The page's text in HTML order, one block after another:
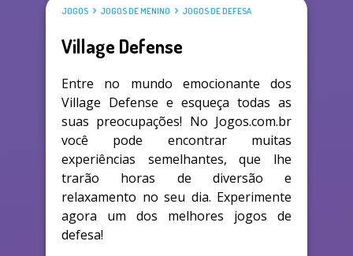
JOGOS JOGOS DE MENINO JOGOS DE DEFESA
Village Defense
Entre no mundo emocionante dos
Village Defense e esqueça todas as
suas preocupações! No Jogos.com.br
você pode encontrar muitas
experiências semelhantes, que lhe
trarão horas de diversão e
relaxamento no seu dia. Experimente
agora um dos melhores jogos de
defesa!